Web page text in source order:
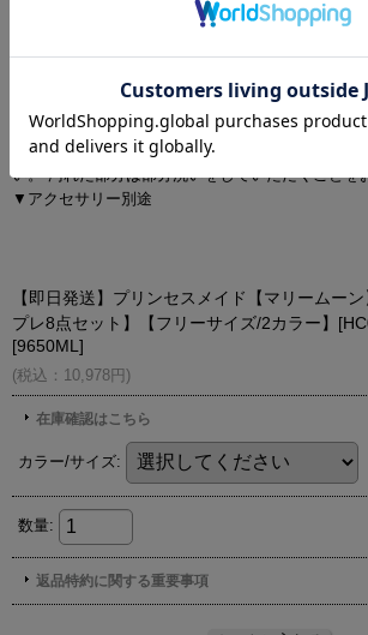
の個体差が生じ、画像と表情が異なることがござ
合わせ部分で必ずしも合っていないことがございま
▼長時間濡れたままで重ねて置いたり、摩擦（特
すのでお気を付け下さいませ。
▼配色デザインの商品は、色落ち・色移りしやす
リーニング店とご相談の上、目立たない部分で試
い。 汚れた部分は部分洗いをしていただくことを
▼アクセサリー別途